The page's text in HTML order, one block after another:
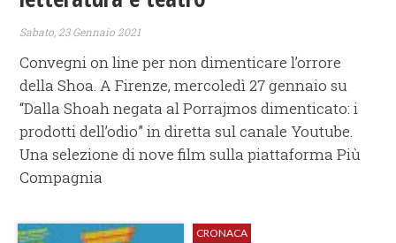
Sabato, 23 Gennaio 2021
Convegni on line per non dimenticare l’orrore
della Shoa. A Firenze, mercoledì 27 gennaio su
“Dalla Shoah negata al Porrajmos dimenticato: i
prodotti dell’odio” in diretta sul canale Youtube.
Una selezione di nove film sulla piattaforma Più
Compagnia
CRONACA